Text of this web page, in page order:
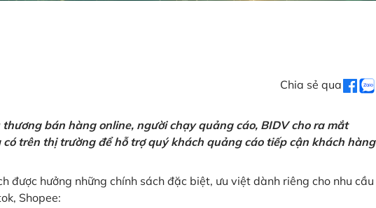
Chia sẻ qua
bán hàng online, người chạy quảng cáo, BIDV cho ra mắt
trên thị trường để hỗ trợ quý khách quảng cáo tiếp cận khách hàng
được hưởng những chính sách đặc biệt, ưu việt dành riêng cho nhu cầu
Shopee: